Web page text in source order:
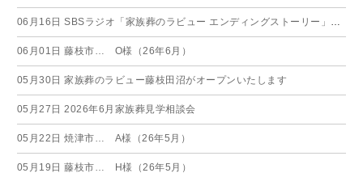
06月16日 SBSラジオ「家族葬のラビュー エンディングストーリー」に弊社スタッフが出演いたしました（26年6月）
06月01日 藤枝市… O様（26年6月）
05月30日 家族葬のラビュー藤枝田沼がオープンいたします
05月27日 2026年6月家族葬見学相談会
05月22日 焼津市… A様（26年5月）
05月19日 藤枝市… H様（26年5月）